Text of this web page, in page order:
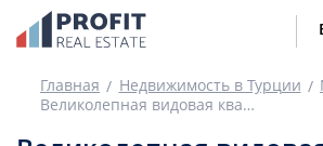
Главная Недвижимость в Турции
Великолепная видовая квартира 2+1, 115м², в комплексе 2022 года с инфраструктурой в Тедже, Мерсин